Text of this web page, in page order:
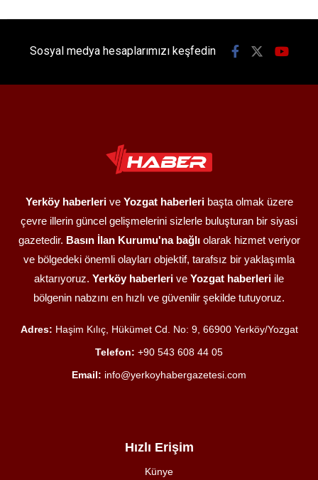
Sosyal medya hesaplarımızı keşfedin
Yerköy haberlerive Yozgat haberleribaşta olmak üzere
çevre illerin güncel gelişmelerini sizlerle buluşturan bir siyasi
gazetedir. Basın İlan Kurumu'na bağlıolarak hizmet veriyor
ve bölgedeki önemli olayları objektif, tarafsız bir yaklaşımla
aktarıyoruz. Yerköy haberleri ve Yozgat haberleri ile
bölgenin nabzını en hızlı ve güvenilir şekilde tutuyoruz.
Adres: Haşim Kılıç, Hükümet Cd. No: 9, 66900 Yerköy/Yozgat
Telefon: +90 543 608 44 05
Email: info@yerkoyhabergazetesi.com
Hızlı Erişim
Künye